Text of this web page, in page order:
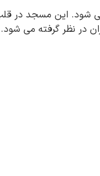
این مسجد در
در نظر گرفته می